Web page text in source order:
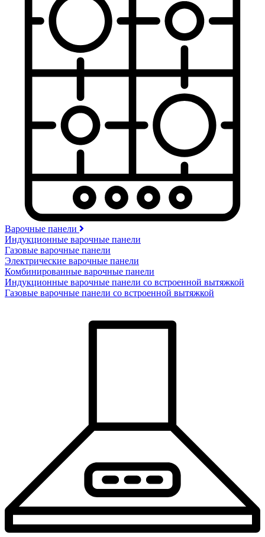
Варочные панели
Индукционные варочные панели
Газовые варочные панели
Электрические варочные панели
Комбинированные варочные панели
Индукционные варочные панели со встроенной вытяжкой
Газовые варочные панели со встроенной вытяжкой